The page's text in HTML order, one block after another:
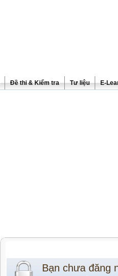
Đề thi & Kiểm tra Tư liệu E-
Bạn chưa đăng